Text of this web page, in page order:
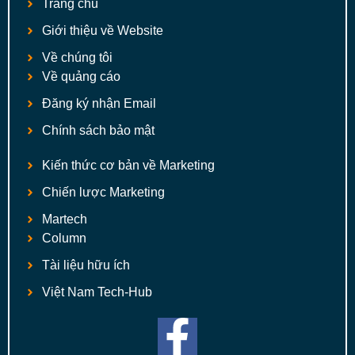
Trang chủ
Giới thiệu về Website
Về chúng tôi
Về quảng cáo
Đăng ký nhận Email
Chính sách bảo mật
Kiến thức cơ bản về Marketing
Chiến lược Marketing
Martech
Column
Tài liệu hữu ích
Việt Nam Tech-Hub